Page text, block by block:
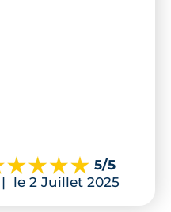
5/5
| le 2 Juillet 2025